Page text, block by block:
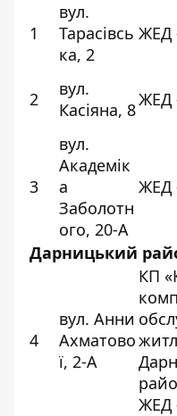
1
вул.
Тарасівсь
ка, 2
ЖЕД
2
вул.
Касіяна, 8ЖЕД
3
вул.
Академік
а
Заболотн
ого, 20-А
ЖЕД
Дарницький
4
вул. Анни
Ахматово
ї, 2-А
КП
ЖЕД